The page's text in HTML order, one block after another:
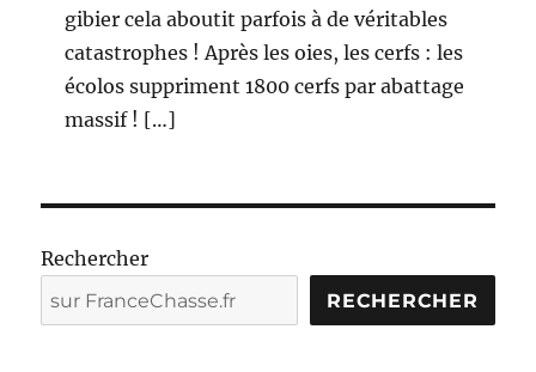
gibier cela aboutit parfois à de véritables
catastrophes ! Après les oies, les cerfs : les
écolos suppriment 1800 cerfs par abattage
massif ! […]
Rechercher
RECHERCHER